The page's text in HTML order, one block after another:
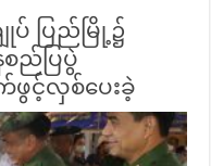
ပ် ပြည်မြို့၌
ည်ပြပွဲ
ဖွင့်လှစ်ပေးခဲ့